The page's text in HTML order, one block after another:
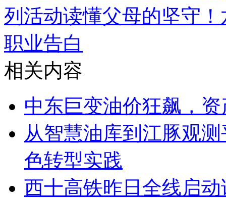
列活动读懂父母的坚守
职业告白
相关内容
中东巨变油价狂飙，
从智慧油库到江豚观
色转型实践
西十高铁昨日全线启